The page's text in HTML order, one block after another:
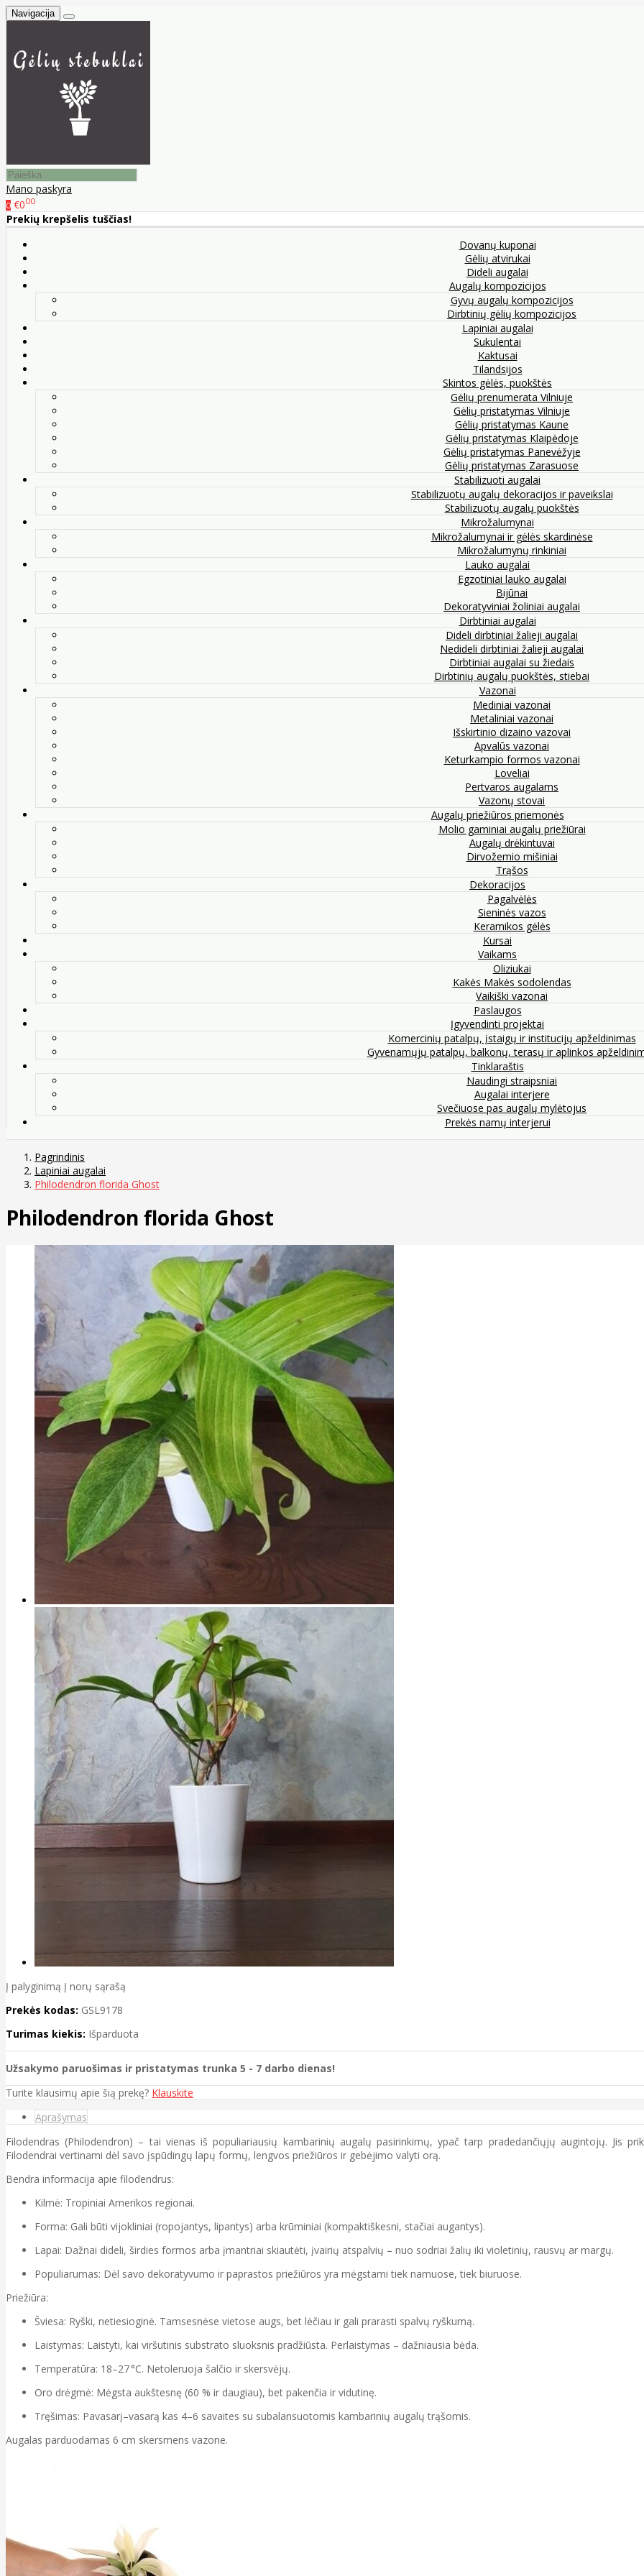
Navigacija
Mano paskyra
0 €000
Prekių krepšelis tuščias!
Dovanų kuponai
Gėlių atvirukai
Dideli augalai
Augalų kompozicijos
Gyvų augalų kompozicijos
Dirbtinių gėlių kompozicijos
Lapiniai augalai
Sukulentai
Kaktusai
Tilandsijos
Skintos gėlės, puokštės
Gėlių prenumerata Vilniuje
Gėlių pristatymas Vilniuje
Gėlių pristatymas Kaune
Gėlių pristatymas Klaipėdoje
Gėlių pristatymas Panevėžyje
Gėlių pristatymas Zarasuose
Stabilizuoti augalai
Stabilizuotų augalų dekoracijos ir paveikslai
Stabilizuotų augalų puokštės
Mikrožalumynai
Mikrožalumynai ir gėlės skardinėse
Mikrožalumynų rinkiniai
Lauko augalai
Egzotiniai lauko augalai
Bijūnai
Dekoratyviniai žoliniai augalai
Dirbtiniai augalai
Dideli dirbtiniai žalieji augalai
Nedideli dirbtiniai žalieji augalai
Dirbtiniai augalai su žiedais
Dirbtinių augalų puokštės, stiebai
Vazonai
Mediniai vazonai
Metaliniai vazonai
Išskirtinio dizaino vazovai
Apvalūs vazonai
Keturkampio formos vazonai
Loveliai
Pertvaros augalams
Vazonų stovai
Augalų priežiūros priemonės
Molio gaminiai augalų priežiūrai
Augalų drėkintuvai
Dirvožemio mišiniai
Trąšos
Dekoracijos
Pagalvėlės
Sieninės vazos
Keramikos gėlės
Kursai
Vaikams
Oliziukai
Kakės Makės sodolendas
Vaikiški vazonai
Paslaugos
Įgyvendinti projektai
Komercinių patalpų, įstaigų ir institucijų apželdinimas
Gyvenamųjų patalpų, balkonų, terasų ir aplinkos
Tinklaraštis
Naudingi straipsniai
Augalai interjere
Svečiuose pas augalų mylėtojus
Prekės namų interjerui
Pagrindinis
Lapiniai augalai
Philodendron florida Ghost
Philodendron florida Ghost
Į palyginimą Į norų sąrašą
Prekės kodas: GSL9178
Turimas kiekis: Išparduota
Užsakymo paruošimas ir pristatymas trunka 5 - 7 darbo dienas!
Turite klausimų apie šią prekę? Klauskite
Aprašymas
Filodendras (Philodendron) – tai vienas iš populiariausių kambarinių augalų pasirinkimų, ypač tarp pradedančiųjų augintojų. Jis
Filodendrai vertinami dėl savo įspūdingų lapų formų, lengvos priežiūros ir gebėjimo valyti orą.
Bendra informacija apie filodendrus:
Kilmė: Tropiniai Amerikos regionai.
Forma: Gali būti vijokliniai (ropojantys, lipantys) arba krūminiai (kompaktiškesni, stačiai augantys).
Lapai: Dažnai dideli, širdies formos arba įmantriai skiautėti, įvairių atspalvių – nuo sodriai žalių iki violetinių, rausvų ar margų.
Populiarumas: Dėl savo dekoratyvumo ir paprastos priežiūros yra mėgstami tiek namuose, tiek biuruose.
Priežiūra:
Šviesa: Ryški, netiesioginė. Tamsesnėse vietose augs, bet lėčiau ir gali prarasti spalvų ryškumą.
Laistymas: Laistyti, kai viršutinis substrato sluoksnis pradžiūsta. Perlaistymas – dažniausia bėda.
Temperatūra: 18–27 °C. Netoleruoja šalčio ir skersvėjų.
Oro drėgmė: Mėgsta aukštesnę (60 % ir daugiau), bet pakenčia ir vidutinę.
Tręšimas: Pavasarį–vasarą kas 4–6 savaites su subalansuotomis kambarinių augalų trąšomis.
Augalas parduodamas 6 cm skersmens vazone.